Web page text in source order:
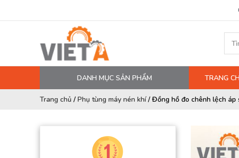
DANH MỤC SẢN PHẨM
MÁY NÉN KHÍ
DẦU MÁY NÉN KHÍ
TRANG
Trang chủ /Phụ tùng máy nén khí/Đồng hồ đo chênh lệch áp